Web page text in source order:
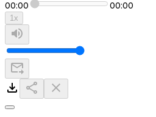
00:00 00:00
1x